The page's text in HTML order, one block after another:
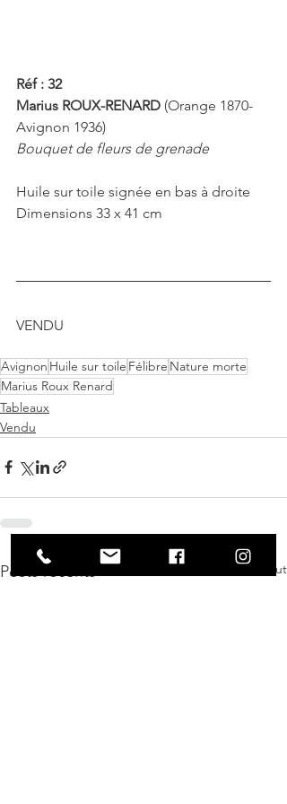
Réf : 32
Marius ROUX-RENARD (Orange 1870-
Avignon 1936)
Bouquet de fleurs de grenade
Huile sur toile signée en bas à droite
Dimensions 33 x 41 cm
VENDU
Avignon Huile sur toile Félibre Nature morte
Marius Roux Renard
Tableaux
Vendu
Posts récents Voir tout